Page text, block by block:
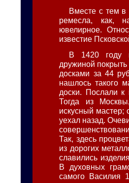
Вместе с тем в
ремесла, как,
ювелирное.
известие
В 1420 году
дружиной
досками за 44
нашлось такого
доски. Послали
Тогда из
искусный мастер;
уехал назад.
Так, здесь
из дорогих
славились
В духовных
самого Василия